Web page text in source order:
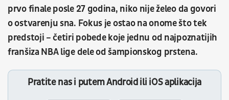
prvo finale posle 27 godina, niko nije želeo da govori
o ostvarenju sna. Fokus je ostao na onome što tek
predstoji – četiri pobede koje jednu od najpoznatijih
franšiza NBA lige dele od šampionskog prstena.
Pratite nas i putem Android ili iOS aplikacija